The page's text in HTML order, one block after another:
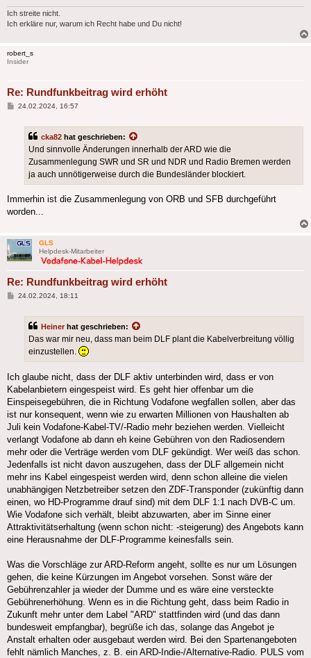
Ich streite nicht.
Ich erkläre nur, warum ich Recht habe und Du nicht!
robert_s
Insider
Re: Rundfunkbeitrag wird erhöht
Beitrag
24.02.2024, 16:57
cka82 hat geschrieben:
Und sinnvolle Änderungen innerhalb der ARD wie die
Zusammenlegung SWR und SR und NDR und Radio Bremen werden
ja auch unnötigerweise durch die Bundesländer blockiert.
Immerhin ist die Zusammenlegung von ORB und SFB durchgeführt
worden...
GLS
Helpdesk-Mitarbeiter
Re: Rundfunkbeitrag wird erhöht
Beitrag
24.02.2024, 18:11
Heiner hat geschrieben:
Das war mir neu, dass man beim DLF plant die Kabelverbreitung völlig
einzustellen.
Ich glaube nicht, dass der DLF aktiv unterbinden wird, dass er von
Kabelanbietern eingespeist wird. Es geht hier offenbar um die
Einspeisegebühren, die in Richtung Vodafone wegfallen sollen, aber das
ist nur konsequent, wenn wie zu erwarten Millionen von Haushalten ab
Juli kein Vodafone-Kabel-TV/-Radio mehr beziehen werden. Vielleicht
verlangt Vodafone ab dann eh keine Gebühren von den Radiosendern
mehr oder die Verträge werden vom DLF gekündigt. Wer weiß das schon.
Jedenfalls ist nicht davon auszugehen, dass der DLF allgemein nicht
mehr ins Kabel eingespeist werden wird, denn schon alleine die vielen
unabhängigen Netzbetreiber setzen den ZDF-Transponder (zukünftig dann
einen, wo HD-Programme drauf sind) mit dem DLF 1:1 nach DVB-C um.
Wie Vodafone sich verhält, bleibt abzuwarten, aber im Sinne einer
Attraktivitätserhaltung (wenn schon nicht: -steigerung) des Angebots kann
eine Herausnahme der DLF-Programme keinesfalls sein.
Was die Vorschläge zur ARD-Reform angeht, sollte es nur um Lösungen
gehen, die keine Kürzungen im Angebot vorsehen. Sonst wäre der
Gebührenzahler ja wieder der Dumme und es wäre eine versteckte
Gebührenerhöhung. Wenn es in die Richtung geht, dass beim Radio in
Zukunft mehr unter dem Label "ARD" stattfinden wird (und das dann
bundesweit empfangbar), begrüße ich das, solange das Angebot je
Anstalt erhalten oder ausgebaut werden wird. Bei den Spartenangeboten
fehlt nämlich Manches, z. B. ein ARD-Indie-/Alternative-Radio. PULS vom